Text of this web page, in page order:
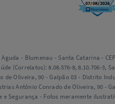
- Blumenau - Santa Catarina -
(Correlatos): 8.08.576-8, 8.10.706-3,
de Oliveira, 90 - Galpão 03 - Distrito
Antônio Conrado de Oliveira, 90 -
e Segurança - Fotos meramente